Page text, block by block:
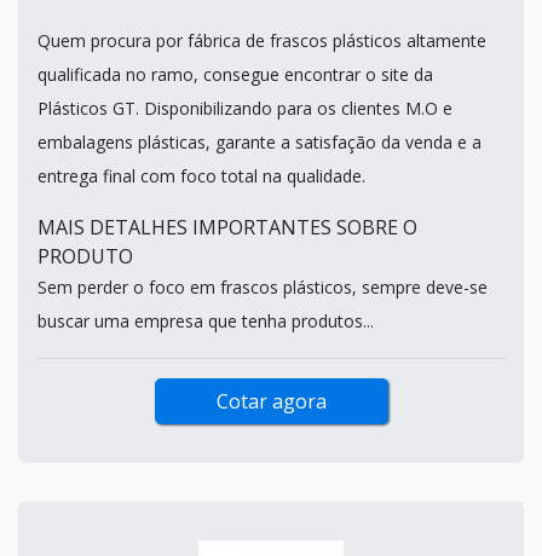
Quem procura por fábrica de frascos plásticos altamente
qualificada no ramo, consegue encontrar o site da
Plásticos GT. Disponibilizando para os clientes M.O e
embalagens plásticas, garante a satisfação da venda e a
entrega final com foco total na qualidade.
MAIS DETALHES IMPORTANTES SOBRE O
PRODUTO
Sem perder o foco em frascos plásticos, sempre deve-se
buscar uma empresa que tenha produtos...
Cotar agora